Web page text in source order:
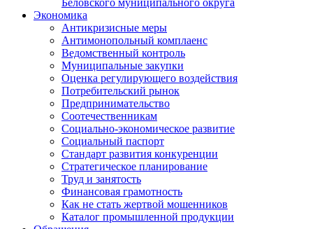
Беловского муниципального округа
Экономика
Антикризисные меры
Антимонопольный комплаенс
Ведомственный контроль
Муниципальные закупки
Оценка регулирующего воздействия
Потребительский рынок
Предпринимательство
Соотечественникам
Социально-экономическое развитие
Социальный паспорт
Стандарт развития конкуренции
Стратегическое планирование
Труд и занятость
Финансовая грамотность
Как не стать жертвой мошенников
Каталог промышленной продукции